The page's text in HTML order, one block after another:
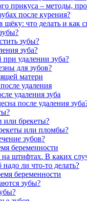
прикуса – методы,
после курения?
щёку: что делать и как
зубы?
зуба?
удалении зуба?
для зубов?
матери
удаления
удаления зуба
после удаления
или брекеты?
или пломбы?
зубов?
беременности
на штифтах. В каких
ли что-то делать?
беременности
зубы?